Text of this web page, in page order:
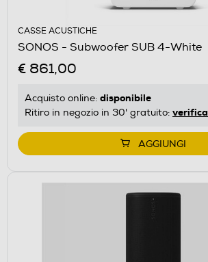
CASSE ACUSTICHE
SONOS - Subwoofer SUB 4-White
€ 861,00
Acquisto online: disponibile
Ritiro in negozio in 30' gratuito: verifica
AGGIUNGI